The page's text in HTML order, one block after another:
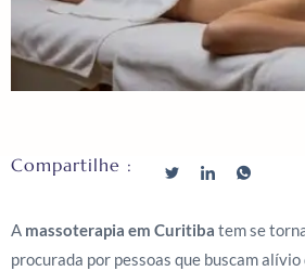
Compartilhe :
A massoterapia em Curitiba tem se
procurada por pessoas que buscam